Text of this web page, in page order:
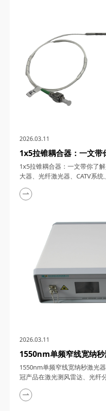
2026.03.11
1x5拉锥耦合器：一文带
品在光纤放大器、光纤
FTTH/LAN等领域的实
1x5拉锥耦合器：一文带你了
大器、光纤激光器、CATV系
1x5拉锥耦合器，在光纤通信
其独特的设计、卓越的性能以
款产品的内在魅力。 一、1...
2026.03.11
1550nm单频窄线宽纳
么？详解梓冠产品在激
等领域的实际应用
1550nm单频窄线宽纳秒激光
冠产品在激光测风雷达、光纤
1550nm单频窄线宽纳秒激光
如一颗璀璨的明星，以其独特